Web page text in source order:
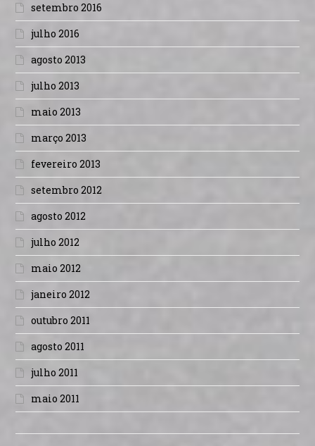
setembro 2016
julho 2016
agosto 2013
julho 2013
maio 2013
março 2013
fevereiro 2013
setembro 2012
agosto 2012
julho 2012
maio 2012
janeiro 2012
outubro 2011
agosto 2011
julho 2011
maio 2011